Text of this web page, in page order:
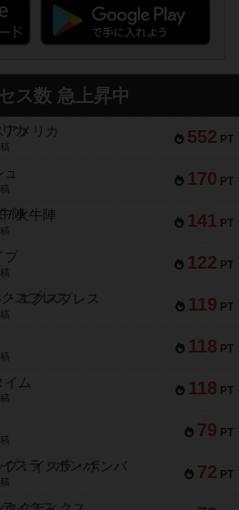
ス数 急上昇中
552 PT
メリカ
170 PT
141 PT
/ 火牛陣
122 PT
ブ
119 PT
エクスプレス
118 PT
118 PT
イム
79 PT
72 PT
プ：イスラ・ボンバ